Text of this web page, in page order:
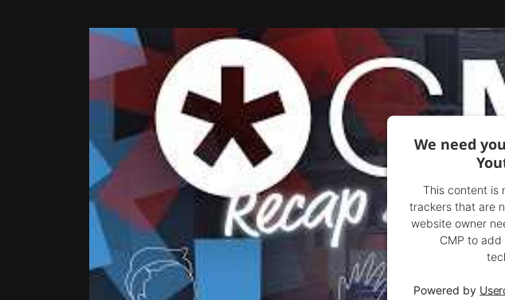
We need
This content is
trackers that are
website owner
CMP to
Powered by